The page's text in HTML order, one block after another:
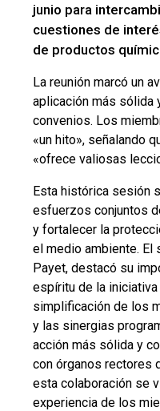
junio para
cuestiones de
de productos
La reunión marcó un
aplicación más sólida
convenios. Los
«un hito», señalando
«ofrece valiosas
Esta histórica sesión
esfuerzos conjuntos
y fortalecer la
el medio ambiente. El
Payet, destacó su
espíritu de la
simplificación de los
y las sinergias
acción más sólida y
con órganos rectores
esta colaboración se
experiencia de los